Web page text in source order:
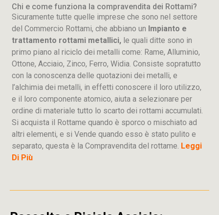
Chi e come funziona la compravendita dei Rottami?
Sicuramente tutte quelle imprese che sono nel settore
del Commercio Rottami, che abbiano un Impianto e
trattamento rottami metallici, le quali ditte sono in
primo piano al riciclo dei metalli come: Rame, Alluminio,
Ottone, Acciaio, Zinco, Ferro, Widia. Consiste sopratutto
con la conoscenza delle quotazioni dei metalli, e
l’alchimia dei metalli, in effetti conoscere il loro utilizzo,
e il loro componente atomico, aiuta a selezionare per
ordine di materiale tutto lo scarto dei rottami accumulati.
Si acquista il Rottame quando è sporco o mischiato ad
altri elementi, e si Vende quando esso è stato pulito e
separato, questa è la Compravendita del rottame. Leggi
Di Più